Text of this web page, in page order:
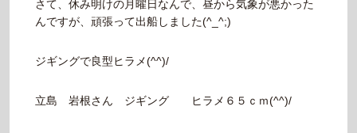
さて、休み明けの月曜日なんで、昼から気象が悪かった
んですが、頑張って出船しました(^_^;)
ジギングで良型ヒラメ(^^)/
立島 岩根さん ジギング ヒラメ６５ｃｍ(^^)/